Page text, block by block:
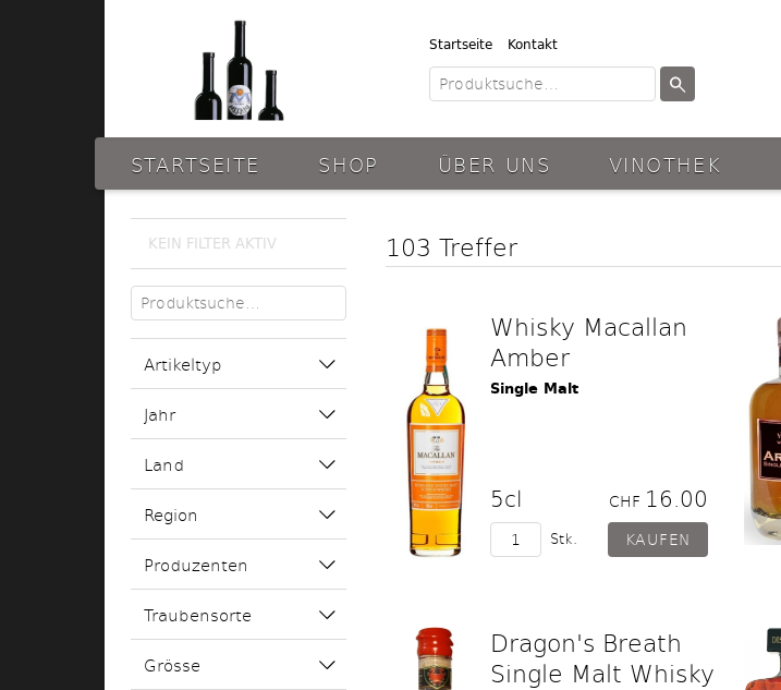
Startseite Kontakt
STARTSEITE SHOP ÜBER UNS VINOTHEK
KEIN FILTER AKTIV
Artikeltyp
Jahr
Land
Region
Produzenten
Traubensorte
Grösse
103 Treffer
Whisky Macallan
Amber
Single Malt
5cl CHF 16.00
Stk.
Dragon's Breath
Single Malt Whisky